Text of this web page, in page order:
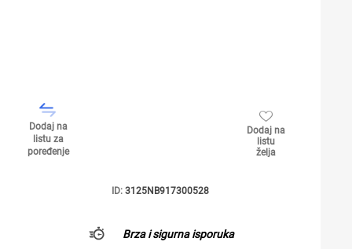
Dodaj na
listu za
poređenje
Dodaj na
listu
želja
ID: 3125NB917300528
Brza i sigurna isporuka